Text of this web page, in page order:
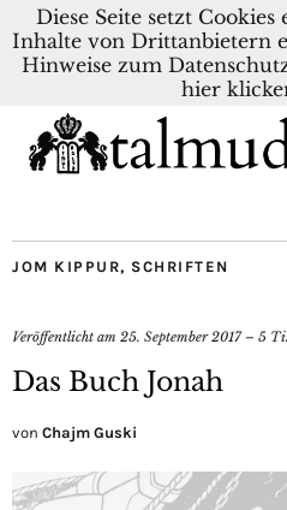
KONTAKT BLOG
JOM KIPPUR, SCHRIFTEN
Veröffentlicht am 25. September 2017 – 5
Das Buch Jonah
von Chajm Guski
Diese Seite setzt
Inhalte von Drittanbietern
Hinweise zum
hier